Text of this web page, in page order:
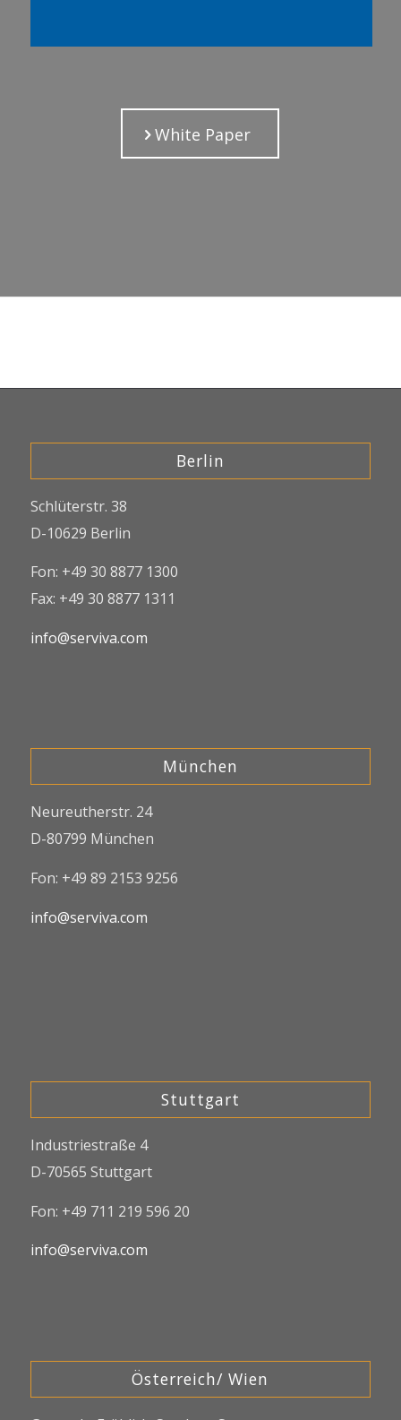
White Paper
Berlin
Schlüterstr. 38
D-10629 Berlin
Fon: +49 30 8877 1300
Fax: +49 30 8877 1311
info@serviva.com
München
Neureutherstr. 24
D-80799 München
Fon: +49 89 2153 9256
info@serviva.com
Stuttgart
Industriestraße 4
D-70565 Stuttgart
Fon: +49 711 219 596 20
info@serviva.com
Österreich/ Wien